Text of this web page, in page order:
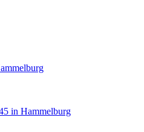
in Hammelburg